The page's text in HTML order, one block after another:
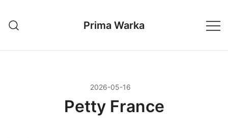
treści
Prima Warka
2026-05-16
Petty France